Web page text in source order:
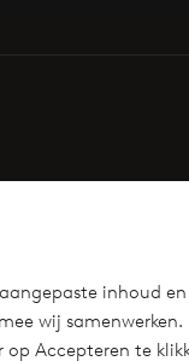
inhoud
wij
Accepteren te